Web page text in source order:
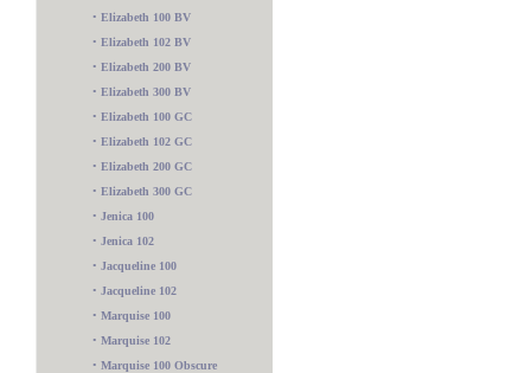
• Elizabeth 100 BV
• Elizabeth 102 BV
• Elizabeth 200 BV
• Elizabeth 300 BV
• Elizabeth 100 GC
• Elizabeth 102 GC
• Elizabeth 200 GC
• Elizabeth 300 GC
• Jenica 100
• Jenica 102
• Jacqueline 100
• Jacqueline 102
• Marquise 100
• Marquise 102
• Marquise 100 Obscure